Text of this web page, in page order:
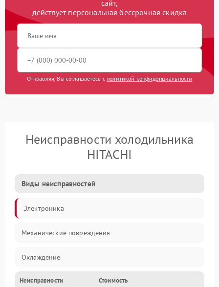
сайт,
действует персональная бессрочная скидка
Отправляя, Вы соглашаетесь с политикой конфиденциальности
Неисправности холодильника
HITACHI
Виды неисправностей
Электроника
Механические повреждения
Охлаждение
Механика
Неисправности Стоимость